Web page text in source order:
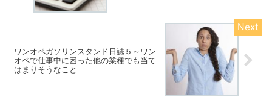
ワンオペガソリンスタンド日誌５～ワン
オペで仕事中に困った他の業種でも当て
はまりそうなこと